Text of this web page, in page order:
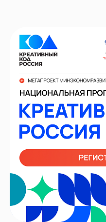
ИИ-
Маркетплейсы и